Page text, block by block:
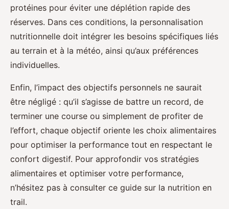
protéines pour éviter une déplétion rapide des
réserves. Dans ces conditions, la personnalisation
nutritionnelle doit intégrer les besoins spécifiques liés
au terrain et à la météo, ainsi qu’aux préférences
individuelles.
Enfin, l’impact des objectifs personnels ne saurait
être négligé : qu’il s’agisse de battre un record, de
terminer une course ou simplement de profiter de
l’effort, chaque objectif oriente les choix alimentaires
pour optimiser la performance tout en respectant le
confort digestif. Pour approfondir vos stratégies
alimentaires et optimiser votre performance,
n’hésitez pas à consulter ce guide sur la nutrition en
trail.